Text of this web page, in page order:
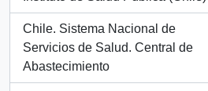
, 2 results
Chile. Sistema Nacional de
Servicios de Salud. Central de
Abastecimiento
, 2 results